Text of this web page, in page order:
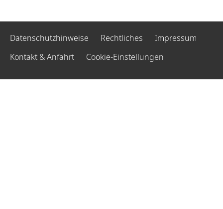
Datenschutzhinweise Rechtliches
Impressum
Kontakt & Anfahrt
Cookie-Einstellungen